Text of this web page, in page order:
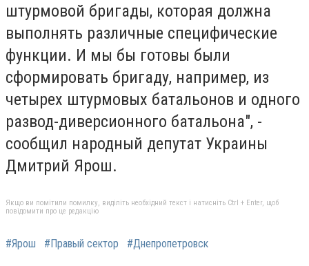
штурмовой бригады, которая должна
выполнять различные специфические
функции. И мы бы готовы были
сформировать бригаду, например, из
четырех штурмовых батальонов и одного
развод-диверсионного батальона", -
сообщил народный депутат Украины
Дмитрий Ярош.
Якщо ви помітили помилку, виділіть необхідний текст і натисніть Ctrl + Enter, щоб
повідомити про це редакцію
#Ярош #Правый сектор #Днепропетровск